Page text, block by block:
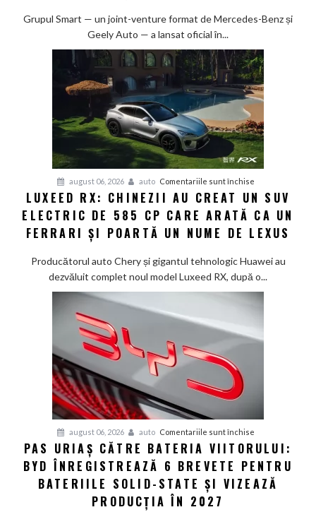
la
doar
12
minute:
lansează
noua
generație
Smart
în
China
Grupul Smart — un joint-venture format de Mercedes-Benz și
Geely Auto — a lansat oficial în...
august 06, 2026 auto Comentariile sunt închise
Luxeed
RX:
Chinezii
creat
un
585
și
poartă
nume
LUXEED RX: CHINEZII AU CREAT UN SUV
ELECTRIC DE 585 CP CARE ARATĂ CA UN
FERRARI ȘI POARTĂ UN NUME DE LEXUS
Producătorul auto Chery și gigantul tehnologic Huawei au
dezvăluit complet noul model Luxeed RX, după o...
august 06, 2026 auto Comentariile sunt închise
Pas
uriaș
către
PAS URIAȘ CĂTRE BATERIA VIITORULUI:
BYD ÎNREGISTREAZĂ 6 BREVETE PENTRU
BATERIILE SOLID-STATE ȘI VIZEAZĂ
PRODUCȚIA ÎN 2027